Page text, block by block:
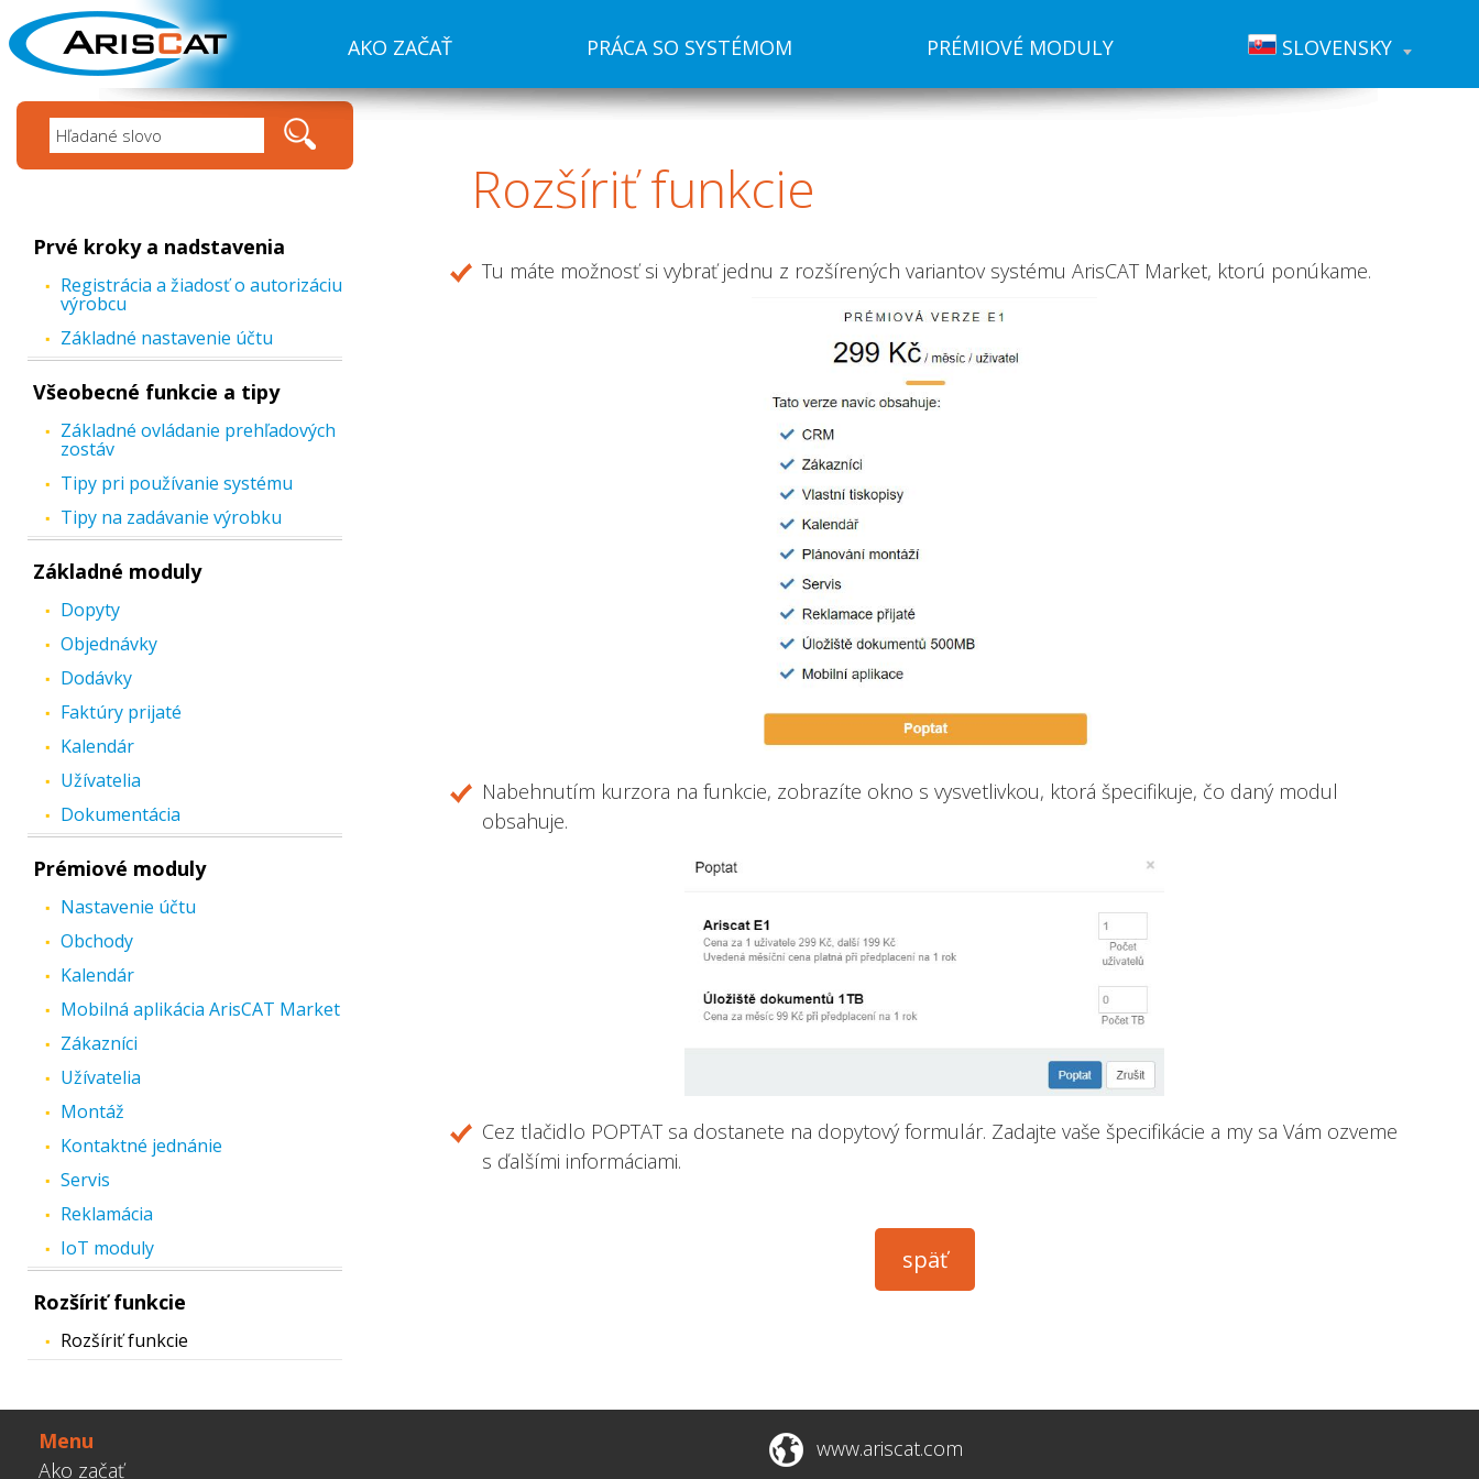
AKO ZAČAŤ PRÁCA SO SYSTÉMOM PRÉMIOVÉ MODULY SLOVENSKY
Prvé kroky a nadstavenia
Registrácia a žiadosť o autorizáciu
výrobcu
Základné nastavenie účtu
Všeobecné funkcie a tipy
Základné ovládanie prehľadových
zostáv
Tipy pri používanie systému
Tipy na zadávanie výrobku
Základné moduly
Dopyty
Objednávky
Dodávky
Faktúry prijaté
Kalendár
Užívatelia
Dokumentácia
Prémiové moduly
Nastavenie účtu
Obchody
Kalendár
Mobilná aplikácia ArisCAT Market
Zákazníci
Užívatelia
Montáž
Kontaktné jednánie
Servis
Reklamácia
IoT moduly
Rozšíriť funkcie
Rozšíriť funkcie
Rozšíriťfunkcie
Tu máte možnosť si vybrať jednu z rozšírených variantov systému ArisCAT Market, ktorú ponúkame.
Nabehnutím kurzora na funkcie, zobrazíte okno s vysvetlivkou, ktorá špecifikuje, čo daný modul
obsahuje.
Cez tlačidlo POPTAT sa dostanete na dopytový formulár. Zadajte vaše špecifikácie a my sa Vám ozveme
s ďalšími informáciami.
Menu
Ako začať
www.ariscat.com